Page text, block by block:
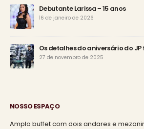
Debutante Larissa – 15 anos
16 de janeiro de 2026
Os detalhes do aniversário do
27 de novembro de 2025
NOSSO ESPAÇO
Amplo buffet com dois andares e